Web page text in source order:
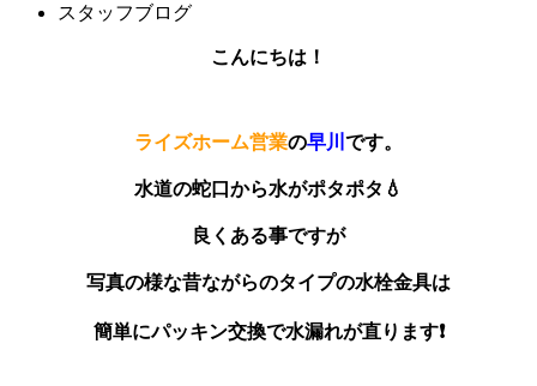
スタッフブログ
こんにちは！
ライズホーム営業の早川 です。
水道の蛇口から水がポタポタ💧
良くある事ですが
写真の様な昔ながらのタイプの水栓金具は
簡単にパッキン交換で水漏れが直ります❗